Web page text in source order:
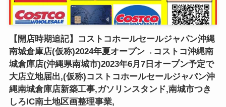
【開店時期追記】コストコホールセールジャパン沖縄
南城倉庫店(仮称)2024年夏オープン→コストコ沖縄南
城倉庫店(沖縄県南城市)2023年6月7日オープン予定で
大店立地届出,(仮称)コストコホールセールジャパン沖
縄南城倉庫店新築工事,ガソリンスタンド,南城市つき
しろIC南土地区画整理事業,